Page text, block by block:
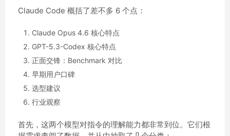
Claude Code 概括了差不多 6 个点：
Claude Opus 4.6 核心特点
GPT-5.3-Codex 核心特点
正面交锋：Benchmark 对比
早期用户口碑
选型建议
行业观察
首先，这两个模型对指令的理解能力都非常到位。它们根